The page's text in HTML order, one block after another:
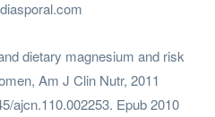
dietary magnesium and risk
Am J Clin Nutr, 2011
ajcn.110.002253. Epub 2010